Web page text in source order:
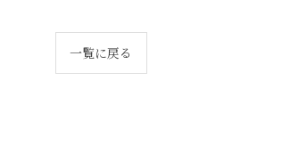
一覧に戻る